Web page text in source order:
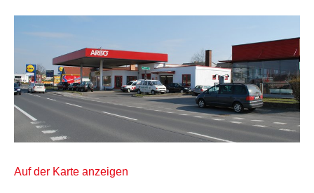
Auf der Karte anzeigen